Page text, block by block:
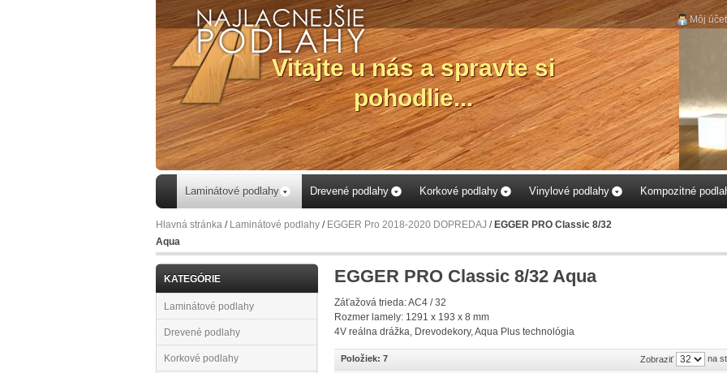
Môj účet
Laminátové podlahy Drevené podlahy Korkové podlahy Vinylové podlahy Kompozitné
Hlavná stránka / Laminátové podlahy / EGGER Pro 2018-2020 DOPREDAJ / EGGER PRO Classic 8/32
Aqua
KATEGÓRIE
Laminátové podlahy
Drevené podlahy
Korkové podlahy
EGGER PRO Classic 8/32 Aqua
Záťažová trieda: AC4 / 32
Rozmer lamely: 1291 x 193 x 8 mm
4V reálna drážka, Drevodekory, Aqua Plus technológia
Položiek: 7 Zobraziť na